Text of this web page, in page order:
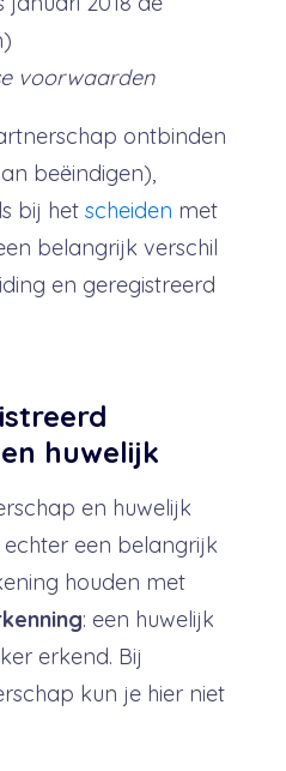
voorwaarden
ontbinden
beëindigen),
bij het scheiden met
belangrijk verschil
en geregistreerd
huwelijk
en huwelijk
echter een belangrijk
houden met
: een huwelijk
erkend. Bij
kun je hier niet